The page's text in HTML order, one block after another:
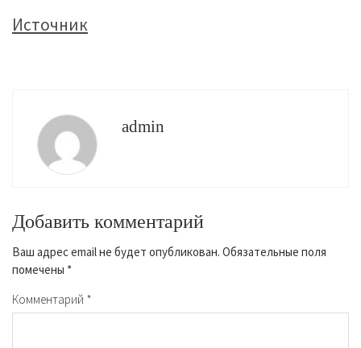
Источник
admin
Добавить комментарий
Ваш адрес email не будет опубликован. Обязательные поля
помечены *
Комментарий *